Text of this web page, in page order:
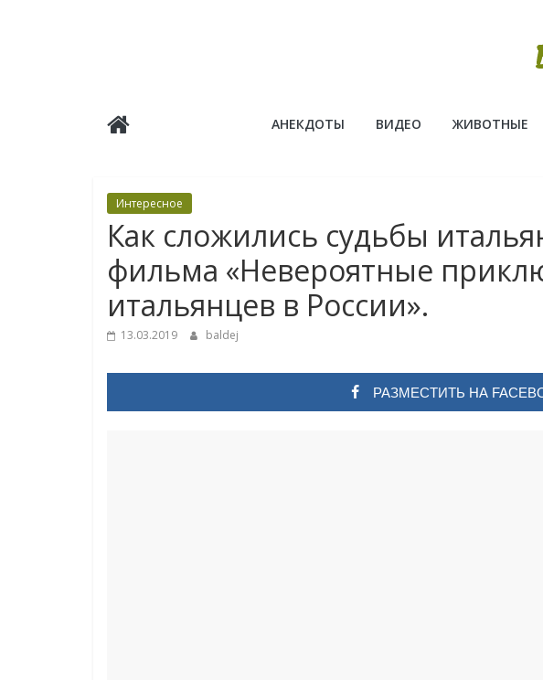
Балдёж АНЕКДОТЫ ВИДЕО ЖИВОТНЫЕ
Интересное
Как сложились судьбы
фильма «Невероятные
итальянцев в России».
13.03.2019 baldej
РАЗМЕСТИТЬ НА